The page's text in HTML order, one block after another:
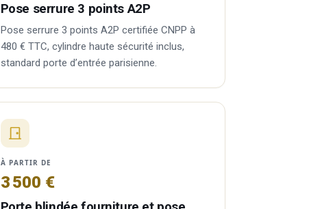
Pose serrure 3 points A2P
Pose serrure 3 points A2P certifiée CNPP à
480 € TTC, cylindre haute sécurité inclus,
standard porte d’entrée parisienne.
À PARTIR DE
3 500 €